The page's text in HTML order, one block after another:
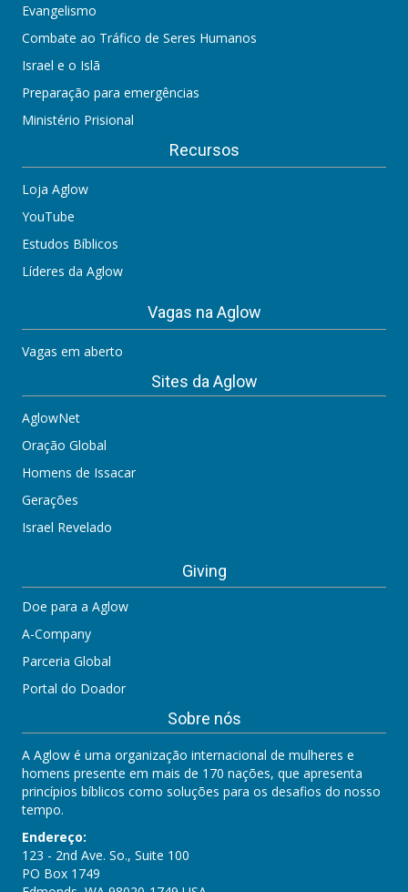
Evangelismo
Combate ao Tráfico de Seres Humanos
Israel e o Islã
Preparação para emergências
Ministério Prisional
Recursos
Loja Aglow
YouTube
Estudos Bíblicos
Líderes da Aglow
Vagas na Aglow
Vagas em aberto
Sites da Aglow
AglowNet
Oração Global
Homens de Issacar
Gerações
Israel Revelado
Giving
Doe para a Aglow
A-Company
Parceria Global
Portal do Doador
Sobre nós
A Aglow é uma organização internacional de mulheres e
homens presente em mais de 170 nações, que apresenta
princípios bíblicos como soluções para os desafios do nosso
tempo.
Endereço:
123 - 2nd Ave. So., Suite 100
PO Box 1749